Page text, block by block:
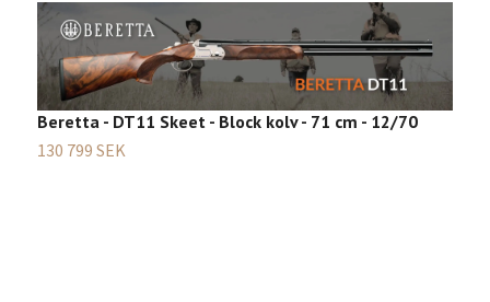
Beretta - DT11 Skeet - Block kolv - 71 cm - 12/70
130 799 SEK